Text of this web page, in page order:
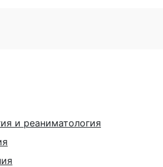
и реаниматология